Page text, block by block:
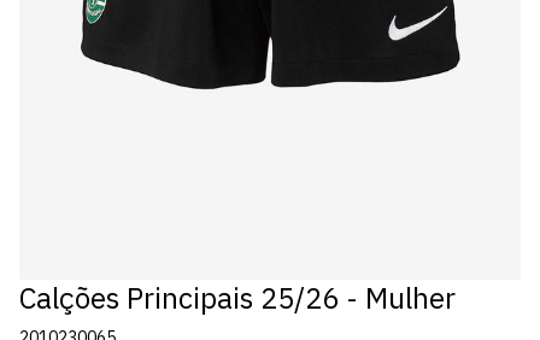
Calções Principais 25/26 - Mulher